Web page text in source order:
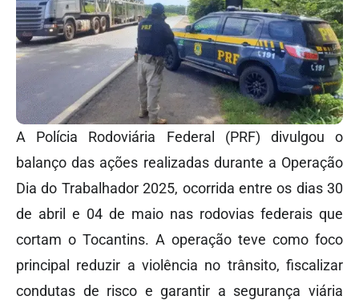
A Polícia Rodoviária Federal (PRF) divulgou o
balanço das ações realizadas durante a Operação
Dia do Trabalhador 2025, ocorrida entre os dias 30
de abril e 04 de maio nas rodovias federais que
cortam o Tocantins. A operação teve como foco
principal reduzir a violência no trânsito, fiscalizar
condutas de risco e garantir a segurança viária